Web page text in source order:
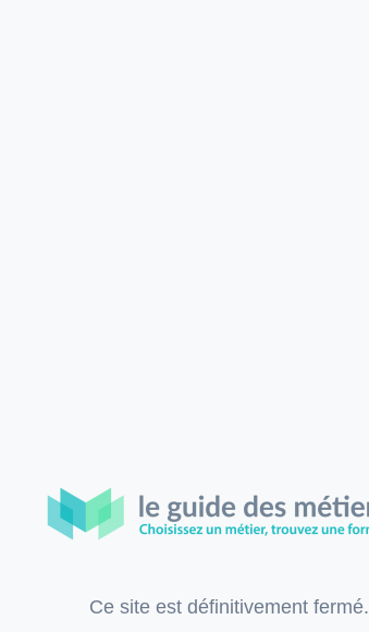
Ce site est définitivement fermé.